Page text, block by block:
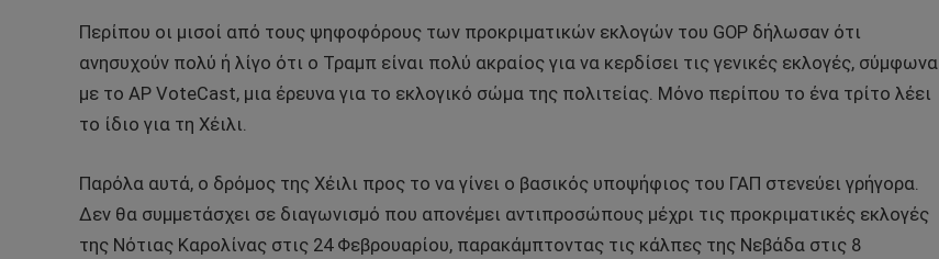
Περίπου οι μισοί από τους ψηφοφόρους των προκριματικών εκλογών του GOP δήλωσαν ότι
ανησυχούν πολύ ή λίγο ότι ο Τραμπ είναι πολύ ακραίος για να κερδίσει τις γενικές εκλογές, σύμφωνα
με το AP VoteCast, μια έρευνα για το εκλογικό σώμα της πολιτείας. Μόνο περίπου το ένα τρίτο λέει
το ίδιο για τη Χέιλι.
Παρόλα αυτά, ο δρόμος της Χέιλι προς το να γίνει ο βασικός υποψήφιος του ΓΑΠ στενεύει γρήγορα.
Δεν θα συμμετάσχει σε διαγωνισμό που απονέμει αντιπροσώπους μέχρι τις προκριματικές εκλογές
της Νότιας Καρολίνας στις 24 Φεβρουαρίου, παρακάμπτοντας τις κάλπες της Νεβάδα στις 8